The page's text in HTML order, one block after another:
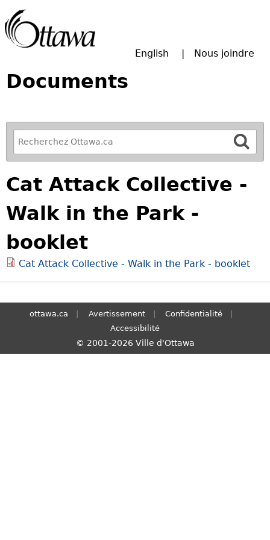
English Nous joindre
Documents
R
e
f
i
n
e
y
o
u
r
S
h
Cat Attack Collective -
Walk in the Park -
booklet
Cat Attack Collective - Walk in the Park - booklet
ottawa.ca Avertissement
Confidentialité
Accessibilité
© 2001-2026 Ville d'Ottawa